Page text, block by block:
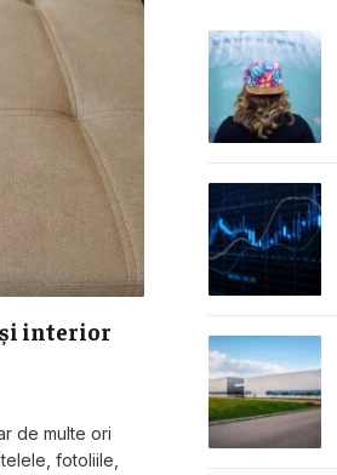
și interior
de multe ori
fotoliile,